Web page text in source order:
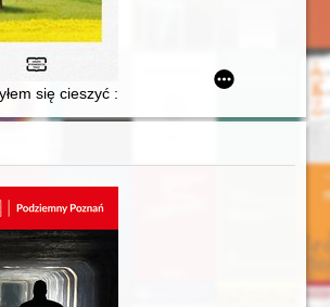
pracujących przymusowo na rzecz
się cieszyć : wspomnienia